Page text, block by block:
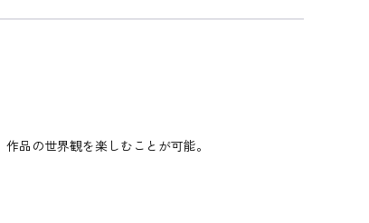
品の世界観を楽しむことが可能。